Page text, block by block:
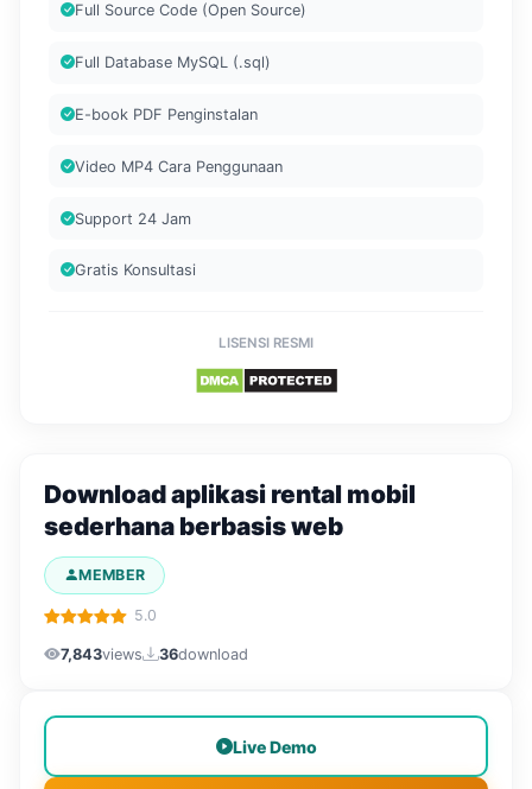
Full Source Code (Open Source)
Full Database MySQL (.sql)
E-book PDF Penginstalan
Video MP4 Cara Penggunaan
Support 24 Jam
Gratis Konsultasi
LISENSI RESMI
Download aplikasi rental mobil
sederhana berbasis web
MEMBER
5.0
7,843views 36download
Live Demo